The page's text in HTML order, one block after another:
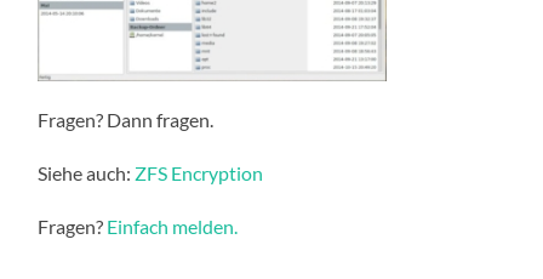
Fragen? Dann fragen.
Siehe auch: ZFS Encryption
Fragen? Einfach melden.